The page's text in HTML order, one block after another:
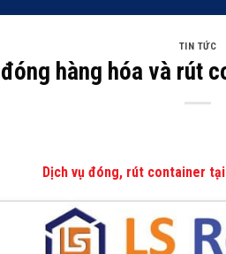
TIN TỨC
hàng hóa và rút
Dịch vụ đóng, rút container